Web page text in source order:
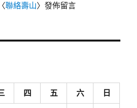
聯絡壽山〉發佈留言
四 五 六 日